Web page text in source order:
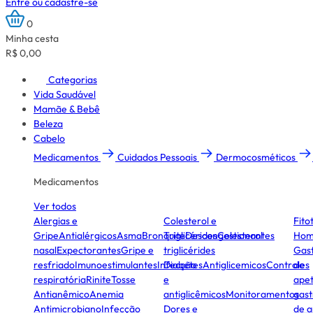
0
Minha cesta
R$ 0,00
Categorias
Vida Saudável
Mamãe & Bebê
Beleza
Cabelo
Medicamentos
Cuidados Pessoais Dermocosméticos
Medicamentos
Ver todos
Alergias e
GripeAntialérgicosAsmaBronquiteDescongestionantes
nasalExpectorantesGripe e
resfriadoImunoestimulantesInfecção
respiratóriaRiniteTosse
AntianêmicoAnemia
AntimicrobianoInfecção
Colesterol e
TriglicéridesColesterol
triglicérides
DiabetesAntiglicemicosControles
e
antiglicêmicosMonitoramentos
Dores e
de
de